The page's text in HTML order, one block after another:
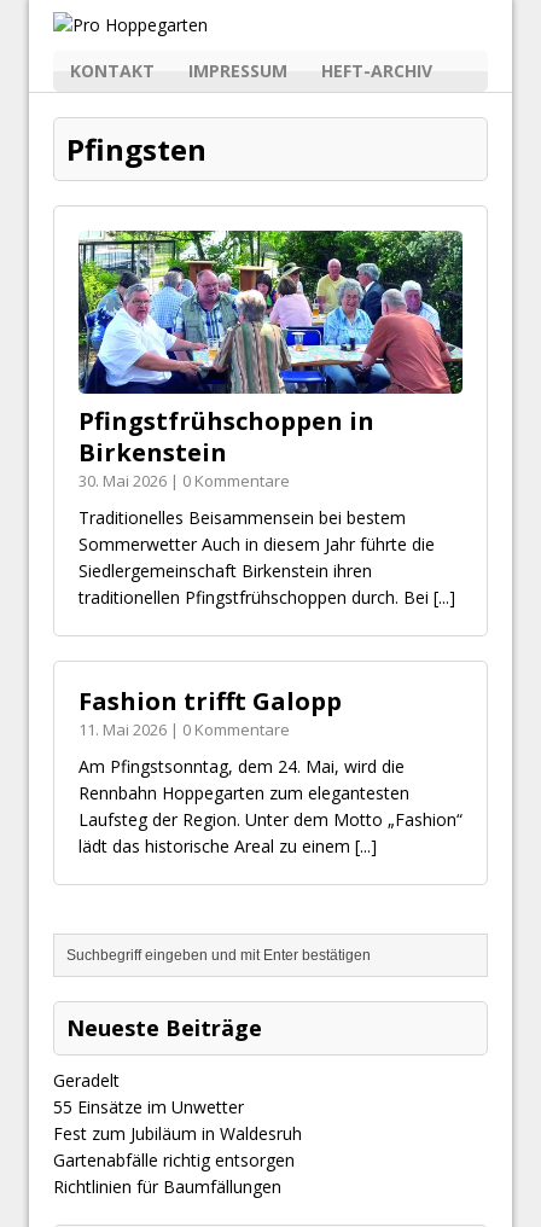
KONTAKT IMPRESSUM HEFT-ARCHIV
Pfingsten
Pfingstfrühschoppen in
Birkenstein
30. Mai 2026 | 0 Kommentare
Traditionelles Beisammensein bei bestem
Sommerwetter Auch in diesem Jahr führte die
Siedlergemeinschaft Birkenstein ihren
traditionellen Pfingstfrühschoppen durch. Bei [...]
Fashion trifft Galopp
11. Mai 2026 | 0 Kommentare
Am Pfingstsonntag, dem 24. Mai, wird die
Rennbahn Hoppegarten zum elegantesten
Laufsteg der Region. Unter dem Motto „Fashion“
lädt das historische Areal zu einem [...]
Neueste Beiträge
Geradelt
​55 Einsätze im Unwetter
Fest zum Jubiläum in Waldesruh
Gartenabfälle richtig entsorgen
Richtlinien für Baumfällungen